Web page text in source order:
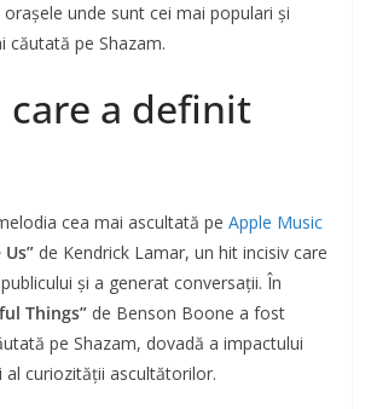
unde sunt cei mai populari și
căutată pe Shazam.
care a definit
cea mai ascultată pe Apple Music
de Kendrick Lamar, un hit incisiv care
și a generat conversații. În
Things” de Benson Boone a fost
pe Shazam, dovadă a impactului
al curiozității ascultătorilor.